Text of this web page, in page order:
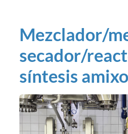
Mezclador/
secador/
síntesis